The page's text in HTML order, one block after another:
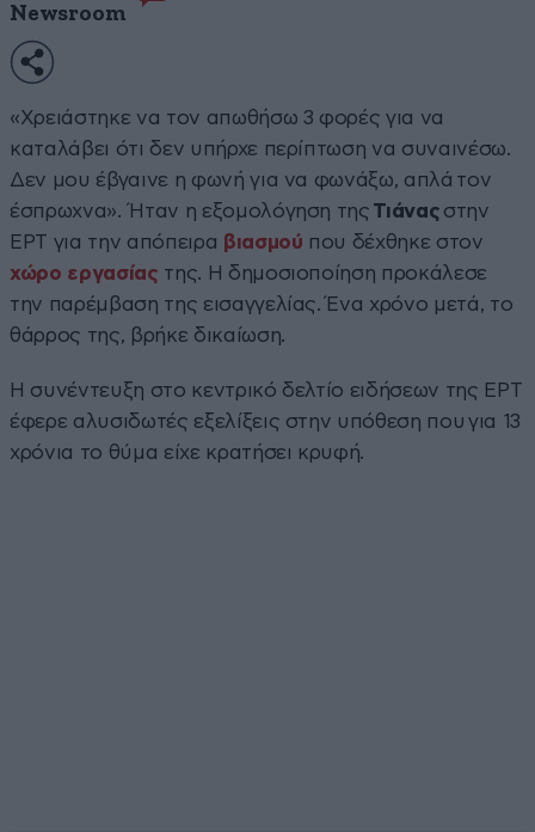
Newsroom
«Χρειάστηκε να τον απωθήσω 3 φορές για να
καταλάβει ότι δεν υπήρχε περίπτωση να συναινέσω.
Δεν μου έβγαινε η φωνή για να φωνάξω, απλά τον
έσπρωχνα». Ήταν η εξομολόγηση της Τιάνας στην
ΕΡΤ για την απόπειρα βιασμού που δέχθηκε στον
χώρο εργασίας της. Η δημοσιοποίηση προκάλεσε
την παρέμβαση της εισαγγελίας. Ένα χρόνο μετά, το
θάρρος της, βρήκε δικαίωση.
Η συνέντευξη στο κεντρικό δελτίο ειδήσεων της ΕΡΤ
έφερε αλυσιδωτές εξελίξεις στην υπόθεση που για 13
χρόνια το θύμα είχε κρατήσει κρυφή.